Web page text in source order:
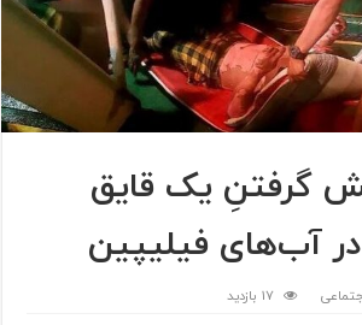
گرفتنِ یک قایق
آب‌های فیلیپین
17 بازدید